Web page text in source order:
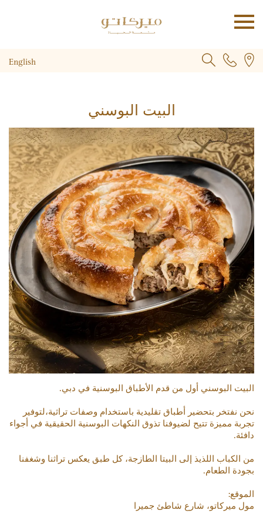
English
البيت البوسني
البيت البوسني أول من قدم الأطباق البوسنية في دبي.
نحن نفتخر بتحضير أطباق تقليدية باستخدام وصفات تراثية،لتوفير
تجربة مميزة تتيح لضيوفنا تذوق النكهات البوسنية الحقيقية في أجواء
دافئة.
من الكباب اللذيذ إلى البيتا الطازجة، كل طبق يعكس تراثنا وشغفنا
بجودة الطعام.
الموقع:
مول ميركاتو، شارع شاطئ جميرا